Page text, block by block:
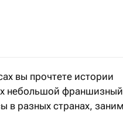
Это доля
вы прочтете истории
небольшой
в разных странах,